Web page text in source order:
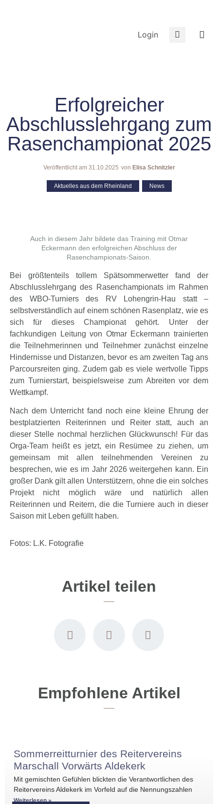
Login
Erfolgreicher
Abschlusslehrgang zum
Rasenchampionat 2025
Veröffentlicht am 31.10.2025 von Elisa Schnitzler
Aktuelles aus dem Rheinland News
Auch in diesem Jahr bildete das Training mit Otmar
Eckermann den erfolgreichen Abschluss der
Rasenchampionats-Saison.
Bei größtenteils tollem Spätsommerwetter fand der
Abschlusslehrgang des Rasenchampionats im Rahmen
des WBO-Turniers des RV Lohengrin-Hau statt –
selbstverständlich auf einem schönen Rasenplatz, wie es
sich für dieses Championat gehört. Unter der
fachkundigen Leitung von Otmar Eckermann trainierten
die Teilnehmerinnen und Teilnehmer zunächst einzelne
Hindernisse und Distanzen, bevor es am zweiten Tag ans
Parcoursreiten ging. Zudem gab es viele wertvolle Tipps
zum Turnierstart, beispielsweise zum Abreiten vor dem
Wettkampf.
Nach dem Unterricht fand noch eine kleine Ehrung der
bestplatzierten Reiterinnen und Reiter statt, auch an
dieser Stelle nochmal herzlichen Glückwunsch! Für das
Orga-Team heißt es jetzt, ein Resümee zu ziehen, um
gemeinsam mit allen teilnehmenden Vereinen zu
besprechen, wie es im Jahr 2026 weitergehen kann. Ein
großer Dank gilt allen Unterstützern, ohne die ein solches
Projekt nicht möglich wäre und natürlich allen
Reiterinnen und Reitern, die die Turniere auch in dieser
Saison mit Leben gefüllt haben.
Fotos: L.K. Fotografie
Artikel teilen
Empfohlene Artikel
Sommerreitturnier des Reitervereins
Marschall Vorwärts Aldekerk
Mit gemischten Gefühlen blickten die Verantwortlichen des
Reitervereins Aldekerk im Vorfeld auf die Nennungszahlen
vergleichbarer Turniere in der näheren Umgebung. Umso
Weiterlesen »